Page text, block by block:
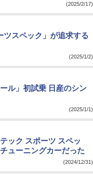
(2025/2/17)
ツスペック」が追求する
(2025/1/2)
ル」初試乗 日産のシン
(2025/1/1)
ック スポーツ スペッ
ューニングカーだった
(2024/12/31)